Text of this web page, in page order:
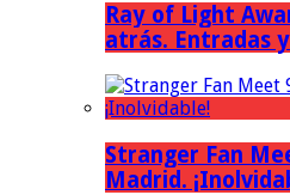
Ray of Light
atrás. Entradas
Stranger Fan
Madrid.